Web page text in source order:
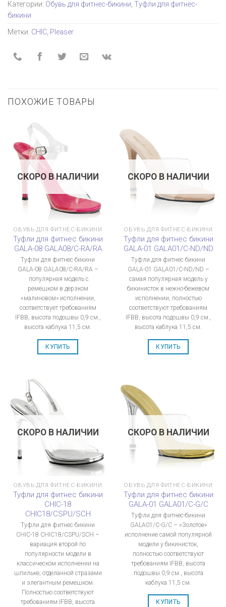
Категории: Обувь для фитнес-бикини, Туфли для фитнес-
бикини
Метки: CHIC, Pleaser
ПОХОЖИЕ ТОВАРЫ
СКОРО В НАЛИЧИИ
ОБУВЬ ДЛЯ ФИТНЕС-БИКИНИ
Туфли для фитнес бикини
GALA-08 GALA08/C-RA/RA
Туфли для фитнес бикини
GALA-08 GALA08/C-RA/RA –
популярная модель с
ремешком в дерзком
«малиновом» исполнении,
соответствует требованиям
IFBB, высота подошвы 0,9 см.,
высота каблука 11,5 см.
КУПИТЬ
СКОРО В НАЛИЧИИ
ОБУВЬ ДЛЯ ФИТНЕС-БИКИНИ
Туфли для фитнес бикини
GALA-01 GALA01/C-ND/ND
Туфли для фитнес бикини
GALA-01 GALA01/C-ND/ND –
самая популярная модель у
бикинисток в нежно-бежевом
исполнении, полностью
соответствуют требованиям
IFBB, высота подошвы 0,9 см.,
высота каблука 11,5 см.
КУПИТЬ
СКОРО В НАЛИЧИИ
ОБУВЬ ДЛЯ ФИТНЕС-БИКИНИ
Туфли для фитнес бикини
CHIC-18
CHIC18/CSPU/SCH
Туфли для фитнес бикини
CHIC-18 CHIC18/CSPU/SCH –
вариация второй по
популярности модели в
классическом исполнении на
шпильке, отделанной стразами
и элегантным ремешком.
Полностью соответствуют
требованиям IFBB, высота
СКОРО В НАЛИЧИИ
ОБУВЬ ДЛЯ ФИТНЕС-БИКИНИ
Туфли для фитнес бикини
GALA-01 GALA01/C-G/C
Туфли для фитнес-бикини
GALA01/C-G/C – «Золотое»
исполнение самой популярной
модели у бикинисток,
полностью соответствуют
требованиям IFBB, высота
подошвы 0,9 см., высота
каблука 11,5 см.
КУПИТЬ